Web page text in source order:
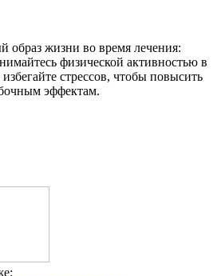
образ жизни во время лечения:
физической активностью в
стрессов, чтобы повысить
эффектам.